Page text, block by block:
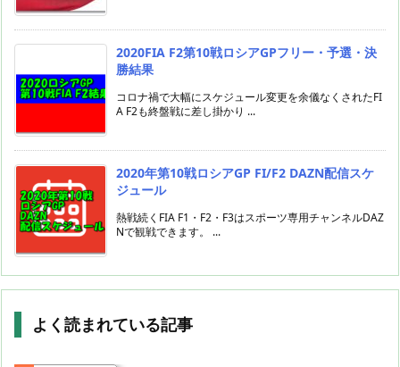
2020FIA F2第10戦ロシアGPフリー・予選・決
勝結果
コロナ禍で大幅にスケジュール変更を余儀なくされたFI
A F2も終盤戦に差し掛かり ...
2020年第10戦ロシアGP FI/F2 DAZN配信スケ
ジュール
熱戦続くFIA F1・F2・F3はスポーツ専用チャンネルDAZ
Nで観戦できます。 ...
よく読まれている記事